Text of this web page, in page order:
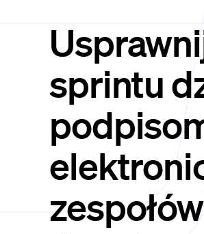
sprintu
zespołów